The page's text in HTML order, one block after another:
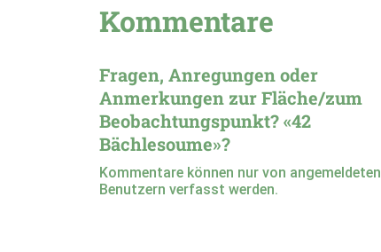
Kommentare
Fragen, Anregungen oder
Anmerkungen zur Fläche/zum
Beobachtungspunkt? «42
Bächlesoume»?
Kommentare können nur von angemeldeten
Benutzern verfasst werden.